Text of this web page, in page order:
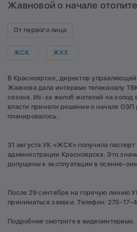
Жавновой о начале
От первого лица
ЖСК ЖКХ
В Красноярске, директор
Жавнова дала интервью телеканалу
сезона. Из-за жалоб жителей на холод
власти приняли решение о начале ОЗП
планировалось.
31 августа УК «ЖСК» получила паспорт
администрации Красноярска. Это
допущены к эксплуатации в осенне-
После 29 сентября на горячую линию
приниматься заявки. Телефон: 275-17-
Подробнее смотрите в видеоинтервью.